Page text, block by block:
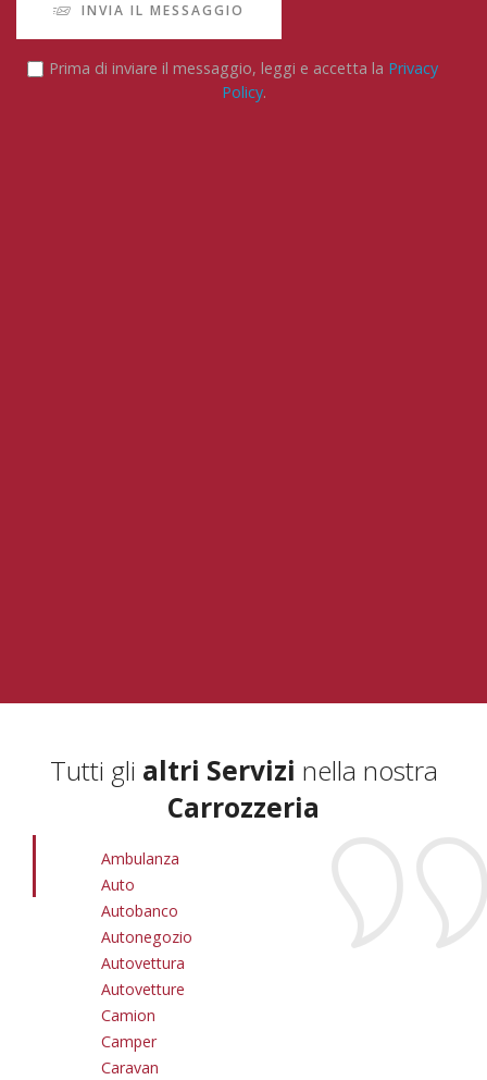
INVIA IL MESSAGGIO
Prima di inviare il messaggio, leggi e accetta la Privacy
Policy.
Tutti gli altri Servizi nella nostra
Carrozzeria
Ambulanza
Auto
Autobanco
Autonegozio
Autovettura
Autovetture
Camion
Camper
Caravan